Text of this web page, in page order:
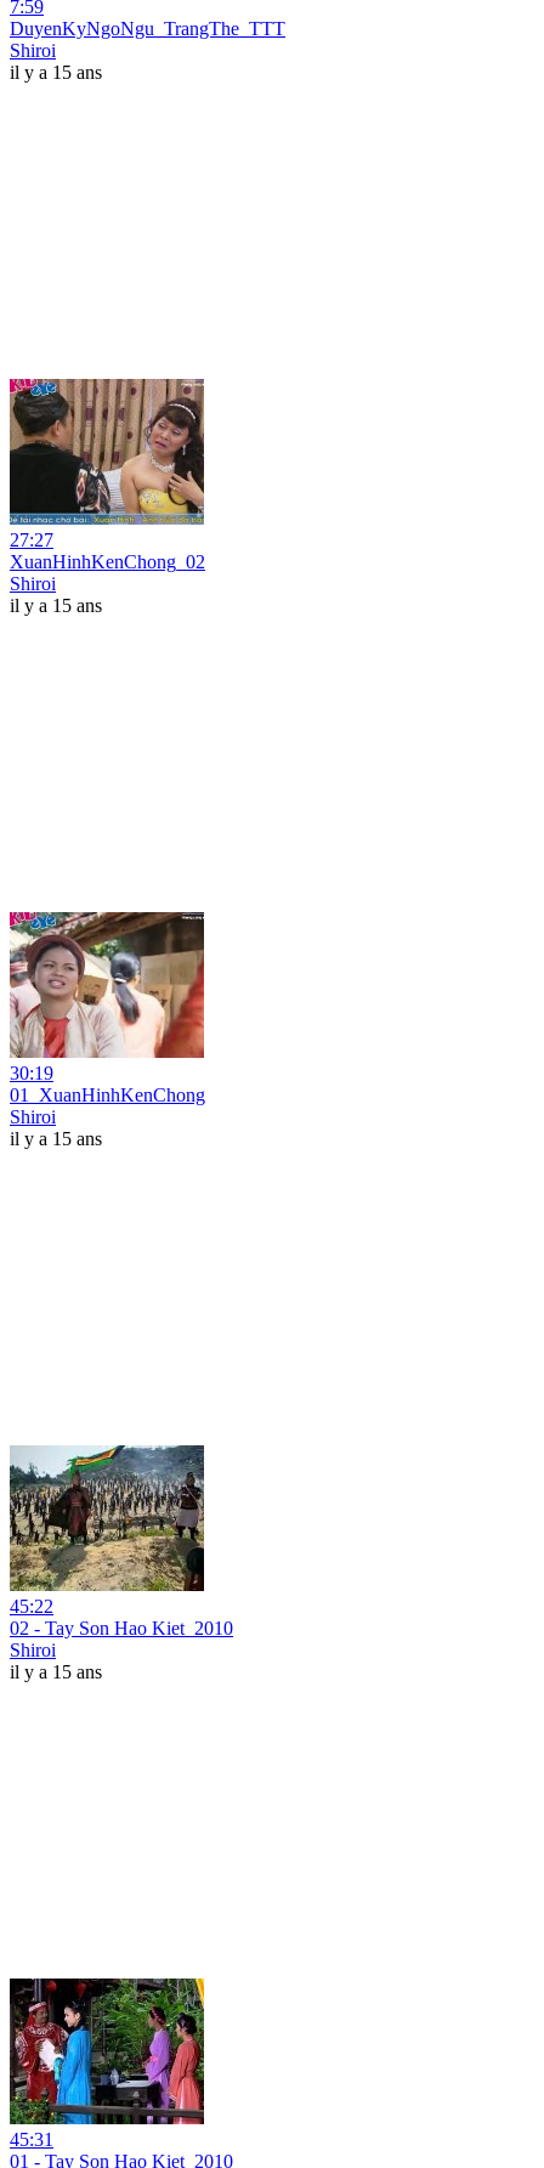
7:59
DuyenKyNgoNgu_TrangThe_TTT
Shiroi
il y a 15 ans
27:27
XuanHinhKenChong_02
Shiroi
il y a 15 ans
30:19
01_XuanHinhKenChong
Shiroi
il y a 15 ans
45:22
02 - Tay Son Hao Kiet_2010
Shiroi
il y a 15 ans
45:31
01 - Tay Son Hao Kiet_2010